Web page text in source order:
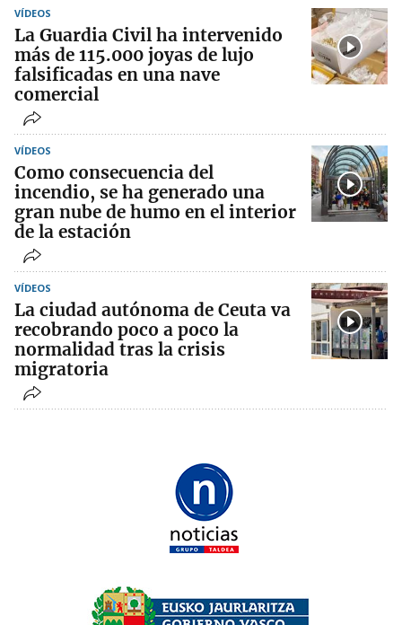
VÍDEOS
La Guardia Civil ha intervenido
más de 115.000 joyas de lujo
falsificadas en una nave
comercial
VÍDEOS
Como consecuencia del
incendio, se ha generado una
gran nube de humo en el interior
de la estación
VÍDEOS
La ciudad autónoma de Ceuta va
recobrando poco a poco la
normalidad tras la crisis
migratoria